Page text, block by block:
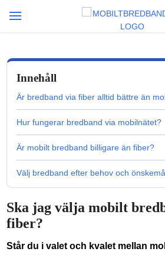
Innehåll
Är bredband via fiber alltid bättre än
Hur fungerar bredband via mobilnätet?
Är mobilt bredband billigare än fiber?
Välj bredband efter behov och
Ska jag välja mobilt
fiber?
Står du i valet och kvalet mellan